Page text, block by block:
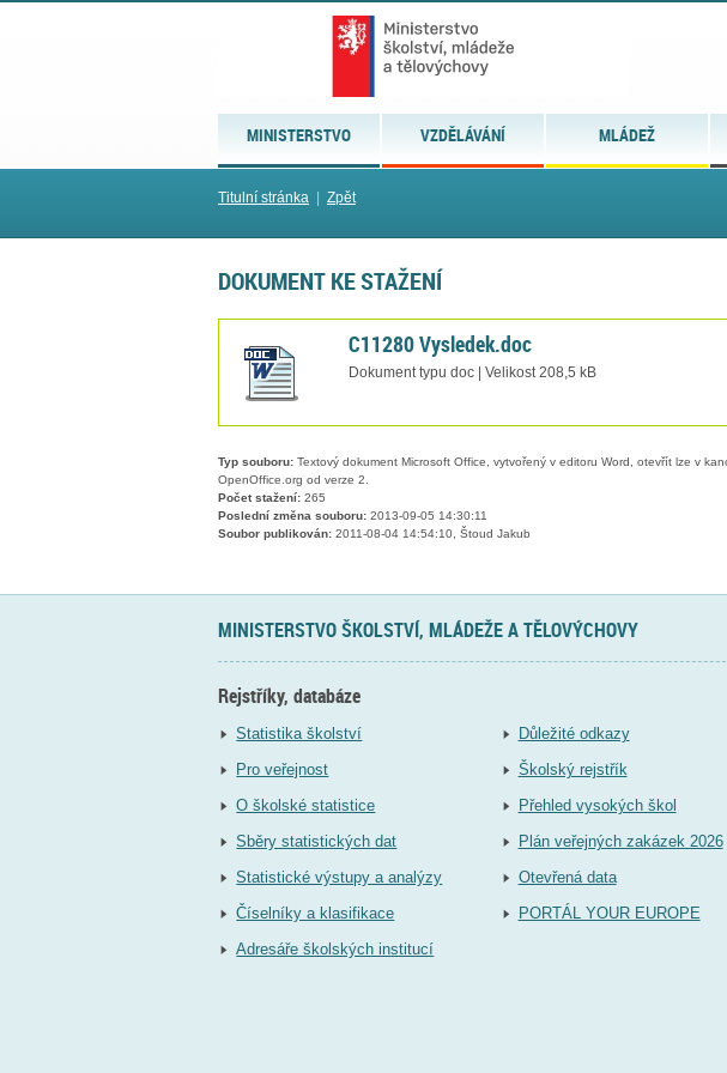
MINISTERSTVO VZDĚLÁVÁNÍ MLÁDEŽ
Titulní stránka Zpět
DOKUMENT KE STAŽENÍ
C11280 Vysledek.doc
Dokument typu doc | Velikost 208,5 kB
Typ souboru: Textový dokument Microsoft Office, vytvořený v editoru Word, otevřít lze v
OpenOffice.org od verze 2.
Počet stažení: 265
Poslední změna souboru: 2013-09-05 14:30:11
Soubor publikován: 2011-08-04 14:54:10, Štoud Jakub
MINISTERSTVO ŠKOLSTVÍ, MLÁDEŽE A TĚLOVÝCHOVY
Rejstříky, databáze
Statistika školství
Pro veřejnost
O školské statistice
Sběry statistických dat
Statistické výstupy a analýzy
Číselníky a klasifikace
Adresáře školských institucí
Důležité odkazy
Školský rejstřík
Přehled vysokých škol
Plán veřejných zakázek 2026
Otevřená data
PORTÁL YOUR EUROPE